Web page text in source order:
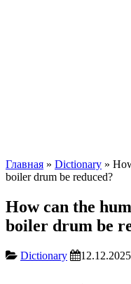
Главная » Dictionary »
boiler drum be reduced?
How can the
boiler drum be
Dictionary 12.12.2025